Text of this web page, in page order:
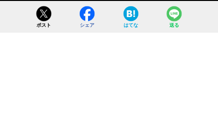
ポスト シェア はてな 送る